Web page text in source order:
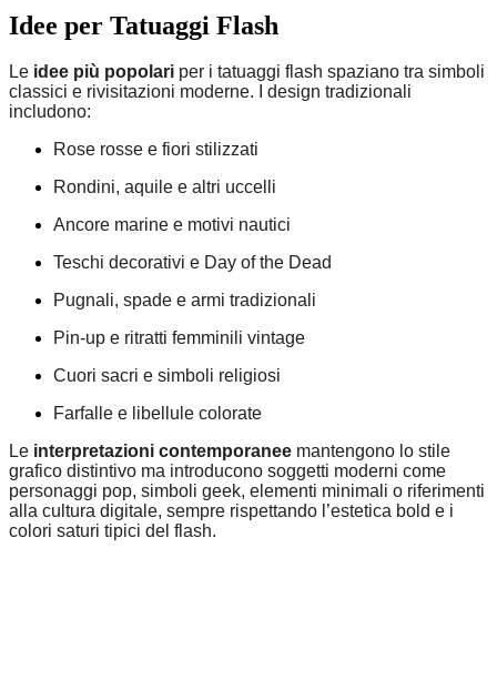
Idee per Tatuaggi Flash
Le idee più popolari per i tatuaggi flash spaziano tra simboli
classici e rivisitazioni moderne. I design tradizionali
includono:
Rose rosse e fiori stilizzati
Rondini, aquile e altri uccelli
Ancore marine e motivi nautici
Teschi decorativi e Day of the Dead
Pugnali, spade e armi tradizionali
Pin-up e ritratti femminili vintage
Cuori sacri e simboli religiosi
Farfalle e libellule colorate
Le interpretazioni contemporanee mantengono lo stile
grafico distintivo ma introducono soggetti moderni come
personaggi pop, simboli geek, elementi minimali o riferimenti
alla cultura digitale, sempre rispettando l’estetica bold e i
colori saturi tipici del flash.